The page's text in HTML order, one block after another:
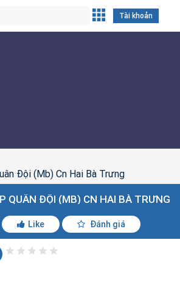
Tài khoản
Đội (Mb) Cn Hai Bà Trưng
QUÂN ĐỘI (MB) CN HAI BÀ TRƯNG
Like Đánh giá